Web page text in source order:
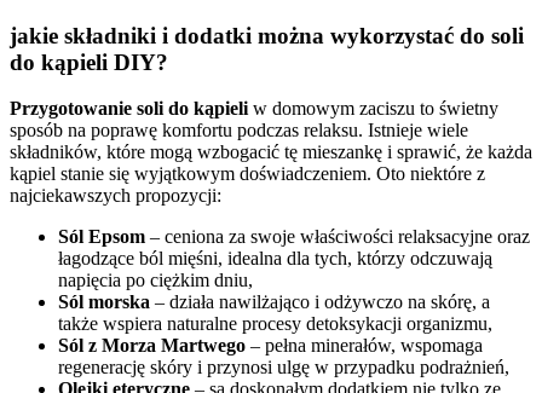
jakie składniki i dodatki można wykorzystać do soli
do kąpieli DIY?
Przygotowanie soli do kąpieli w domowym zaciszu to świetny
sposób na poprawę komfortu podczas relaksu. Istnieje wiele
składników, które mogą wzbogacić tę mieszankę i sprawić, że każda
kąpiel stanie się wyjątkowym doświadczeniem. Oto niektóre z
najciekawszych propozycji:
Sól Epsom – ceniona za swoje właściwości relaksacyjne oraz
łagodzące ból mięśni, idealna dla tych, którzy odczuwają
napięcia po ciężkim dniu,
Sól morska – działa nawilżająco i odżywczo na skórę, a
także wspiera naturalne procesy detoksykacji organizmu,
Sól z Morza Martwego – pełna minerałów, wspomaga
regenerację skóry i przynosi ulgę w przypadku podrażnień,